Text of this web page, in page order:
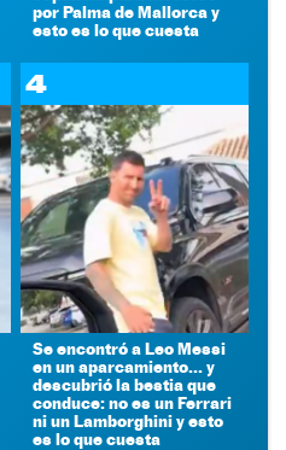
por Palma de Mallorca y
esto es lo que cuesta
4
Se encontró a Leo Messi
en un aparcamiento... y
descubrió la bestia que
conduce: no es un Ferrari
ni un Lamborghini y esto
es lo que cuesta